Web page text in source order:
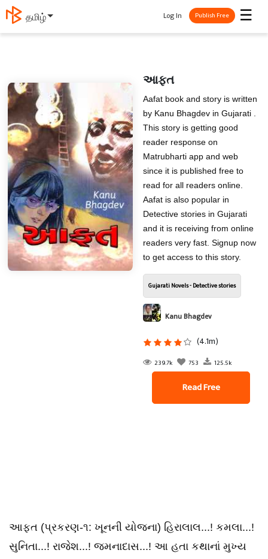
தமிழ் ☰
Log In Publish Free
આફત
Aafat book and story is written
by Kanu Bhagdev in Gujarati .
This story is getting good
reader response on
Matrubharti app and web
since it is published free to
read for all readers online.
Aafat is also popular in
Detective stories in Gujarati
and it is receiving from online
readers very fast. Signup now
to get access to this story.
Gujarati Novels - Detective stories
Kanu Bhagdev
(4.1m)
239.7k 753 125.5k
Read Free
આફત (પ્રકરણ-૧: ખૂનની યોજના) હિરાલાલ...! કમલા...!
સુનિતા...! રાજેશ...! જમનાદાસ...! આ હતા કથાનાં મુખ્ય